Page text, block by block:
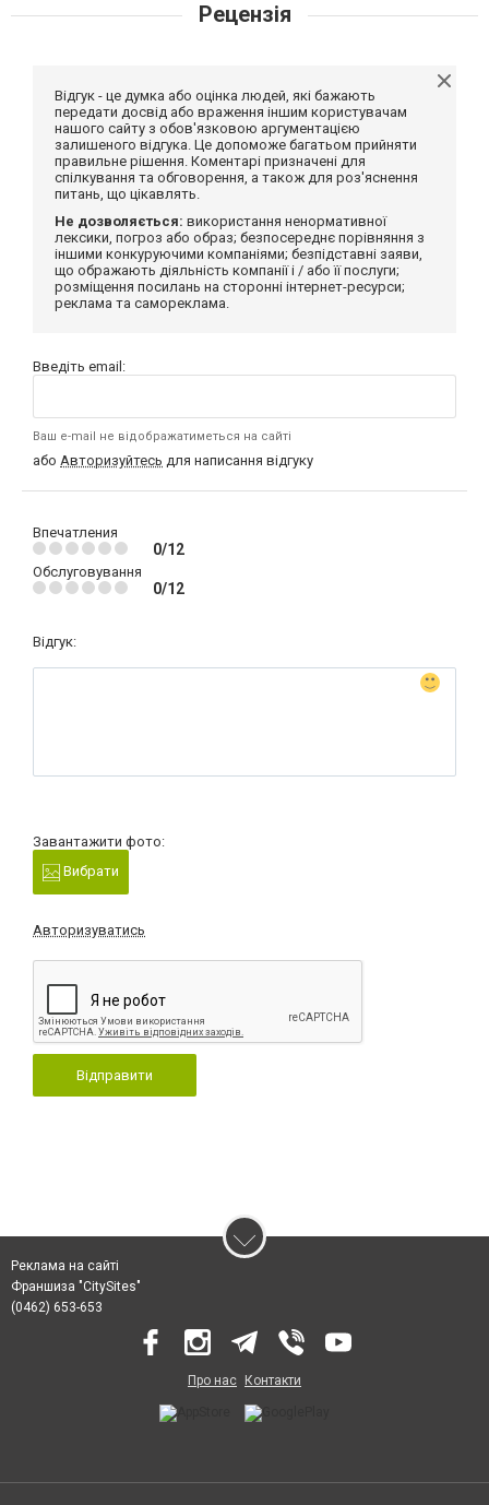
Рецензія
Відгук - це думка або оцінка людей, які бажають
передати досвід або враження іншим користувачам
нашого сайту з обов'язковою аргументацією
залишеного відгука. Це допоможе багатьом прийняти
правильне рішення. Коментарі призначені для
спілкування та обговорення, а також для роз'яснення
питань, що цікавлять.
Не дозволяється: використання ненормативної
лексики, погроз або образ; безпосереднє порівняння з
іншими конкуруючими компаніями; безпідставні заяви,
що ображають діяльність компанії і / або її послуги;
розміщення посилань на сторонні інтернет-ресурси;
реклама та самореклама.
Введіть email:
Ваш e-mail не відображатиметься на сайті
або Авторизуйтесь для написання відгуку
Впечатления
0/12
Обслуговування
0/12
Відгук:
Завантажити фото:
Вибрати
Авторизуватись
Відправити
Реклама на сайті
Франшиза "CitySites"
(0462) 653-653
Про нас Контакти